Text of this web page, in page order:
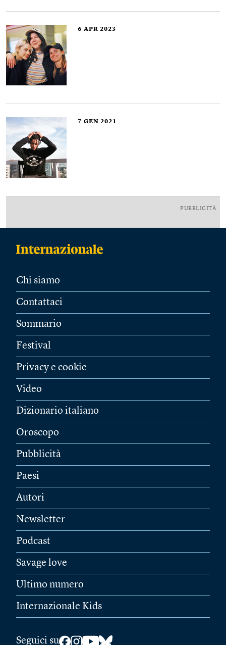
6 APR 2023
7 GEN 2021
PUBBLICITÀ
Chi siamo
Contattaci
Sommario
Festival
Privacy e cookie
Video
Dizionario italiano
Oroscopo
Pubblicità
Paesi
Autori
Newsletter
Podcast
Savage love
Ultimo numero
Internazionale Kids
Seguici su